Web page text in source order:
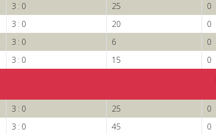
3 : 0 25
0
3 : 0 20
0
3 : 0 6
0
3 : 0 15
0
3 : 0 25
0
3 : 0 45
0